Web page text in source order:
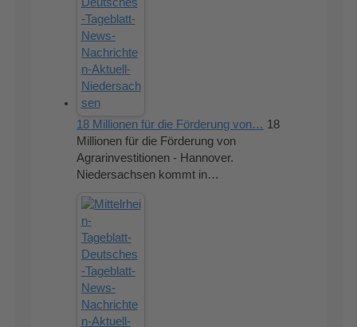
18 Millionen für die Förderung von… 18
Millionen für die Förderung von
Agrarinvestitionen - Hannover.
Niedersachsen kommt in…